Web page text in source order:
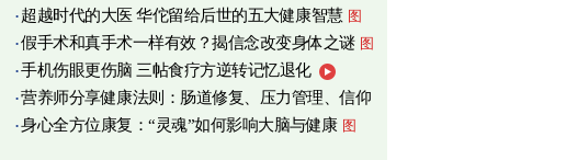
超越时代的大医 华佗留给后世的五大健康智慧 图
假手术和真手术一样有效？揭信念改变身体之谜 图
手机伤眼更伤脑 三帖食疗方逆转记忆退化
营养师分享健康法则：肠道修复、压力管理、信仰
实践 图
身心全方位康复：“灵魂”如何影响大脑与健康 图